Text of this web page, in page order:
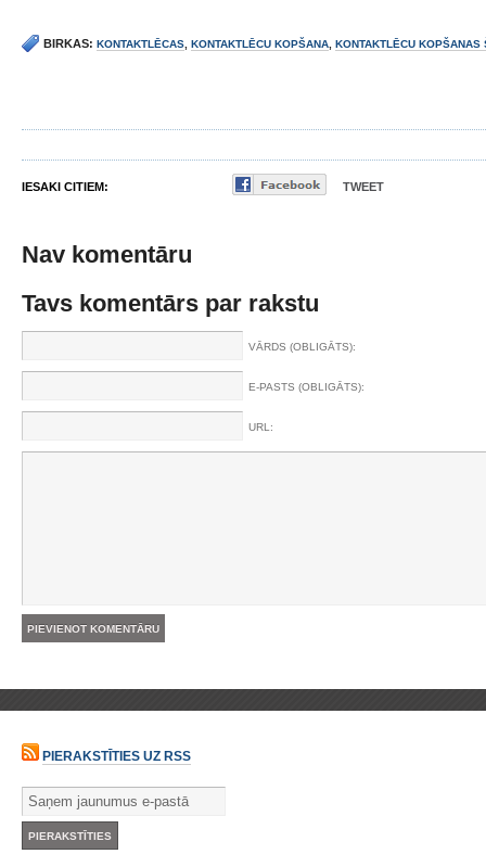
BIRKAS: KONTAKTLĒCAS KONTAKTLĒCU KOPŠANA KONTAKTLĒCU KOPŠANAS
IESAKI CITIEM: TWEET
Nav komentāru
Tavs komentārs par rakstu
VĀRDS (OBLIGĀTS):
E-PASTS (OBLIGĀTS):
URL:
PIERAKSTĪTIES UZ RSS